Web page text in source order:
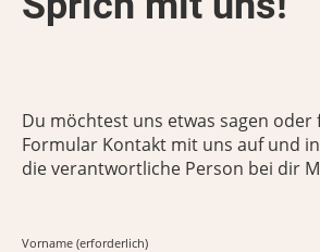
Du möchtest uns etwas sagen oder
Formular Kontakt mit uns auf und
die verantwortliche Person bei dir
Vorname (erforderlich)